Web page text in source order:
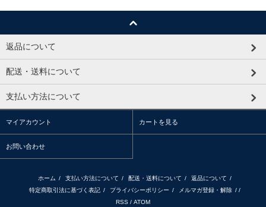
返品について
配送・送料について
支払い方法について
マイアカウント カートを見る
お問い合わせ
ホーム / 支払い方法について / 配送・送料について / 返品について /
特定商取引法に基づく表記 / プライバシーポリシー / メルマガ登録・解除 / /
RSS / ATOM